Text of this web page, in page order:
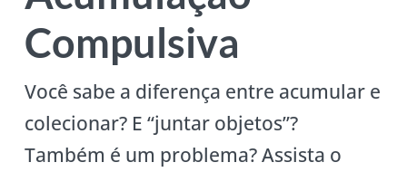
Compulsiva
Você sabe a diferença entre acumular e
colecionar? E “juntar objetos”?
Também é um problema? Assista o